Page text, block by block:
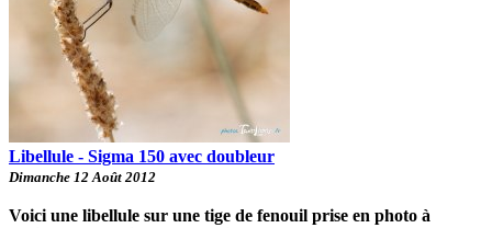
Libellule - Sigma 150 avec doubleur
Dimanche 12 Août 2012
Voici une libellule sur une tige de fenouil prise en photo à